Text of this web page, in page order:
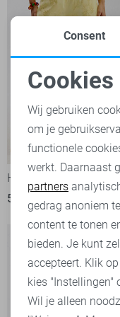
Harper & Yve Broek
50,00
99,99
Noodzakelijke
Personalisatie
Analytische
Marketing
Consent
Cookies
Wij gebruiken
om je
functionele
werkt. Daarnaast
partners
gedrag anoniem
content te tonen
bieden. Je kunt
accepteert. Klik
kies "Instellingen"
Wil je alleen